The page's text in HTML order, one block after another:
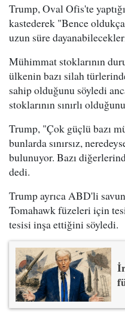
Trump, Oval Ofis'te
kastederek "Bence
uzun süre
Mühimmat stoklarının
ülkenin bazı silah
sahip olduğunu söyledi
stoklarının sınırlı
Trump, "Çok güçlü bazı
bunlarda sınırsız,
bulunuyor. Bazı
dedi.
Trump ayrıca ABD'li
Tomahawk füzeleri için
tesisi inşa ettiğini söyledi.